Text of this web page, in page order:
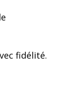
fidélité.